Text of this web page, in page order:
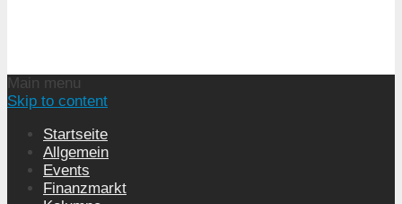
Main menu
Skip to content
Startseite
Allgemein
Events
Finanzmarkt